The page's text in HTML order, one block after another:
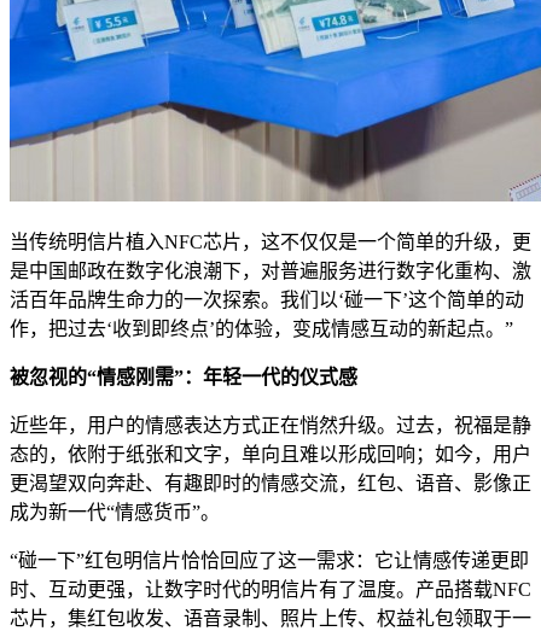
当传统明信片植入NFC芯片，这不仅仅是一个简单的升级，更
是中国邮政在数字化浪潮下，对普遍服务进行数字化重构、激
活百年品牌生命力的一次探索。我们以‘碰一下’这个简单的动
作，把过去‘收到即终点’的体验，变成情感互动的新起点。”
被忽视的“情感刚需”：年轻一代的仪式感
近些年，用户的情感表达方式正在悄然升级。过去，祝福是静
态的，依附于纸张和文字，单向且难以形成回响；如今，用户
更渴望双向奔赴、有趣即时的情感交流，红包、语音、影像正
成为新一代“情感货币”。
“碰一下”红包明信片恰恰回应了这一需求：它让情感传递更即
时、互动更强，让数字时代的明信片有了温度。产品搭载NFC
芯片，集红包收发、语音录制、照片上传、权益礼包领取于一